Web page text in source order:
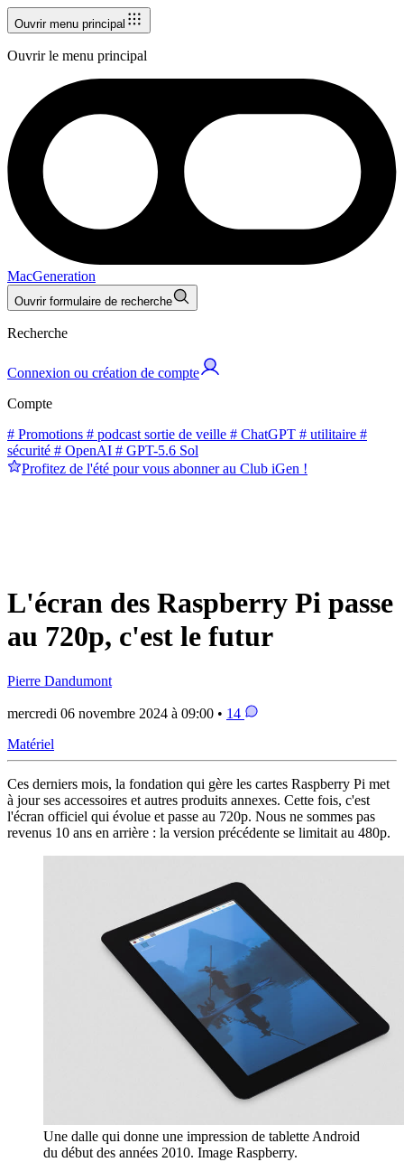
Ouvrir menu principal
Ouvrir le menu principal
MacGeneration
Ouvrir formulaire de recherche
Recherche
Connexion ou création de compte
Compte
# Promotions # podcast sortie de veille # ChatGPT # utilitaire #
sécurité # OpenAI # GPT-5.6 Sol
Profitez de l'été pour vous abonner au Club iGen !
L'écran des Raspberry Pi passe
au 720p, c'est le futur
Pierre Dandumont
mercredi 06 novembre 2024 à 09:00 • 14
Matériel
Ces derniers mois, la fondation qui gère les cartes Raspberry Pi met
à jour ses accessoires et autres produits annexes. Cette fois, c'est
l'écran officiel qui évolue et passe au 720p. Nous ne sommes pas
revenus 10 ans en arrière : la version précédente se limitait au 480p.
Une dalle qui donne une impression de tablette Android
du début des années 2010. Image Raspberry.